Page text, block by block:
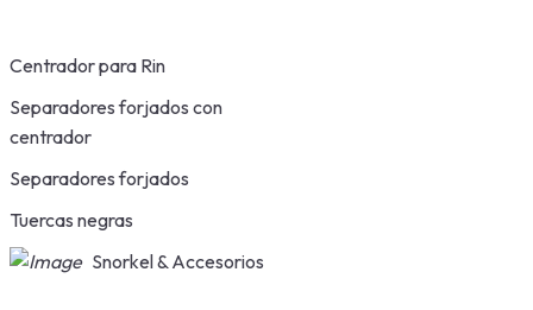
Centrador para Rin
Separadores forjados con
centrador
Separadores forjados
Tuercas negras
Snorkel & Accesorios